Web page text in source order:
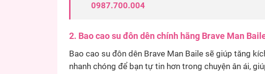
0987.700.004
2. Bao cao su đôn dên chính hãng Brave Man
Bao cao su đôn dên Brave Man Baile sẽ giúp tăng
nhanh chóng để bạn tự tin hơn trong chuyện ân ái,